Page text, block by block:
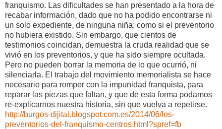
franquismo. Las dificultades se han presentado a la hora de
recabar información, dado que no ha podido encontrarse ni
un solo expediente, de ninguna niña; como si el preventorio
no hubiera existido. Sin embargo, que cientos de
testimonios coincidan, demuestra la cruda realidad que se
vivió en los preventorios, y que ha sido siempre ocultada.
Pero no pueden borrar la memoria de lo que ocurrió, ni
silenciarla. El trabajo del movimiento memorialista se hace
necesario para romper con la impunidad franquista, para
reparar las piezas que faltan, y que de esta forma podamos
re-explicarnos nuestra historia, sin que vuelva a repetirse.
http://burgos-dijital.blogspot.com.es/2014/06/los-
preventorios-del-franquismo-centros.html?spref=fb